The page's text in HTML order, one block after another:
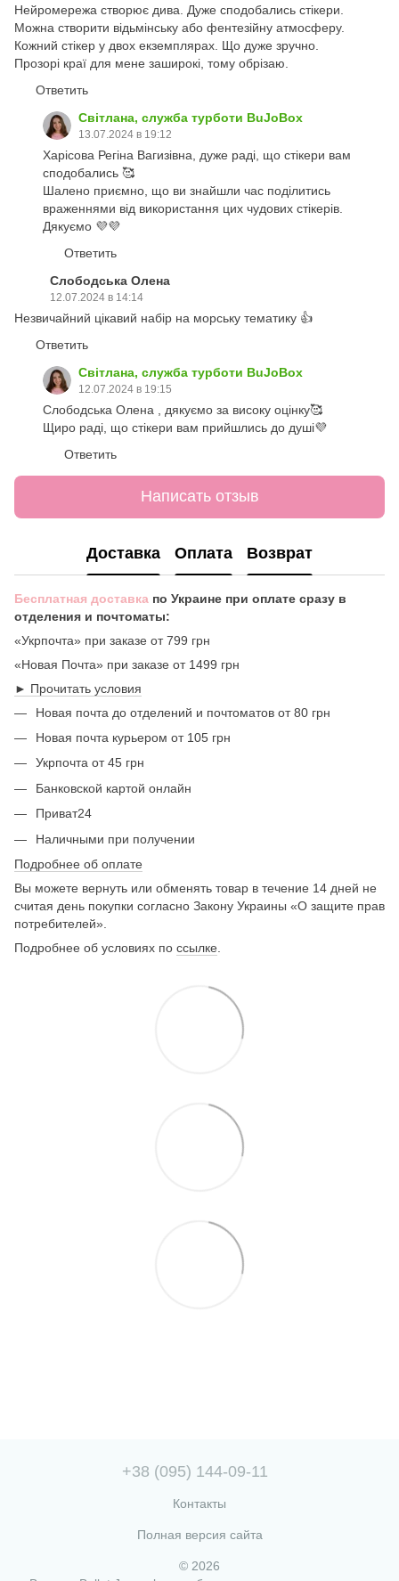
Нейромережа створює дива. Дуже сподобались стікери.
Можна створити відьмінську або фентезійну атмосферу.
Кожний стікер у двох екземплярах. Що дуже зручно.
Прозорі краї для мене заширокі, тому обрізаю.
Ответить
Світлана, служба турботи BuJoBox
13.07.2024 в 19:12
Харісова Регіна Вагизівна, дуже раді, що стікери вам
сподобались 🥰
Шалено приємно, що ви знайшли час поділитись
враженнями від використання цих чудових стікерів.
Дякуємо 💜💜
Ответить
Слободська Олена
12.07.2024 в 14:14
Незвичайний цікавий набір на морську тематику 👍
Ответить
Світлана, служба турботи BuJoBox
12.07.2024 в 19:15
Слободська Олена , дякуємо за високу оцінку🥰
Щиро раді, що стікери вам прийшлись до душі💜
Ответить
Написать отзыв
Доставка Оплата Возврат
Бесплатная доставка по Украине при оплате сразу в
отделения и почтоматы:
«Укрпочта» при заказе от 799 грн
«Новая Почта» при заказе от 1499 грн
► Прочитать условия
Новая почта до отделений и почтоматов от 80 грн
Новая почта курьером от 105 грн
Укрпочта от 45 грн
Банковской картой онлайн
Приват24
Наличными при получении
Подробнее об оплате
Вы можете вернуть или обменять товар в течение 14 дней не
считая день покупки согласно Закону Украины «О защите прав
потребителей».
Подробнее об условиях по ссылке
+38 (095) 144-09-11
Контакты
Полная версия сайта
© 2026